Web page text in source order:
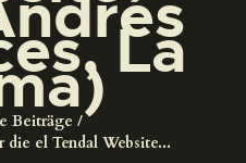
La
Beiträge
die el Tendal Website...